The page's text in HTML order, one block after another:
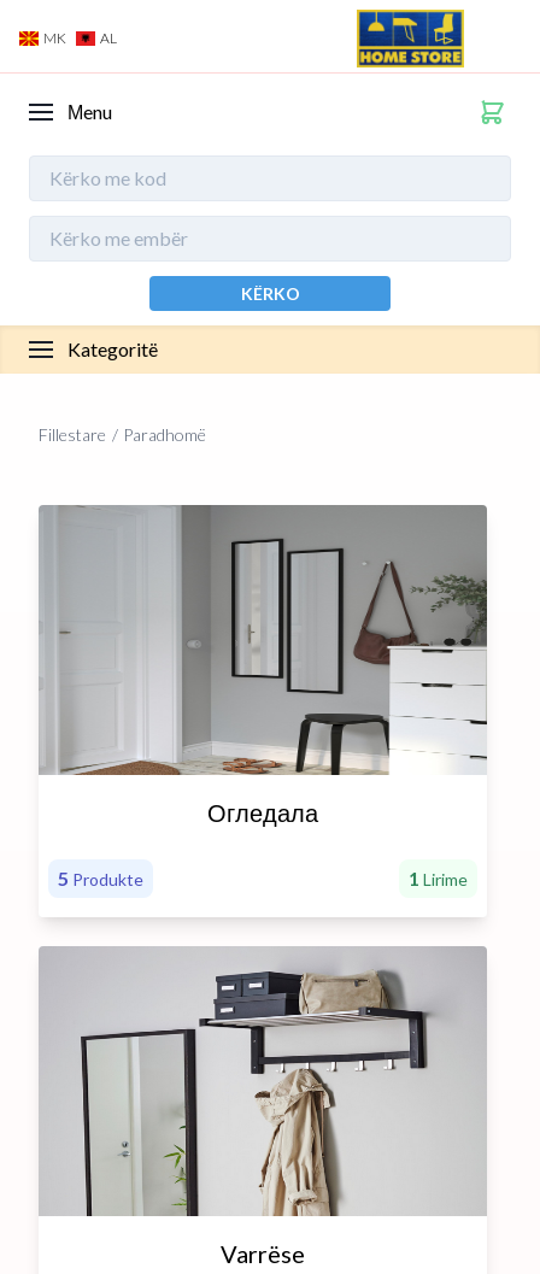
MK AL
Мenu
KËRKO
Kategoritë
Fillestare Paradhomë
Огледала
5 Produkte 1 Lirime
Varrëse